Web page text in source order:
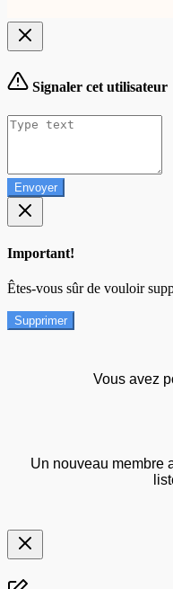
Signaler cet utilisateur
Envoyer
Important!
Êtes-vous sûr de vouloir
Supprimer
Vous avez
Un nouveau membre